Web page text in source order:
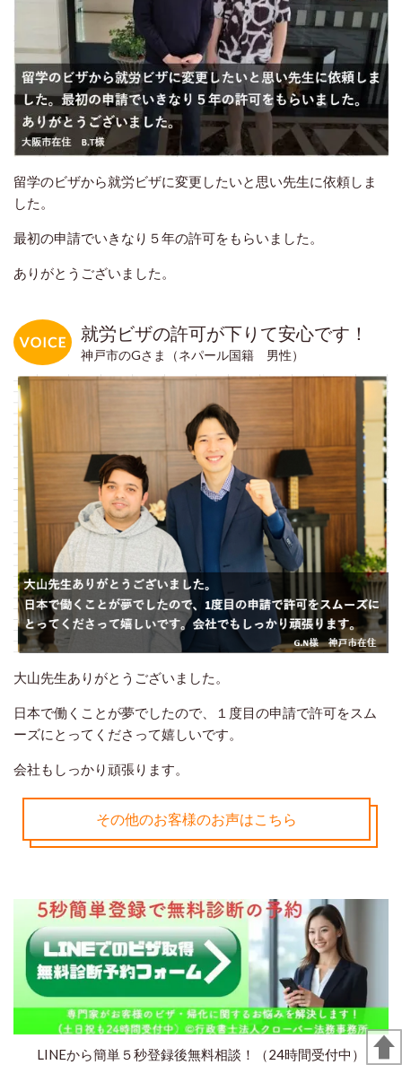
留学のビザから就労ビザに変更したいと思い先生に依頼しま
した。
最初の申請でいきなり５年の許可をもらいました。
ありがとうございました。
就労ビザの許可が下りて安心です！
神戸市のGさま（ネパール国籍 男性）
大山先生ありがとうございました。
日本で働くことが夢でしたので、１度目の申請で許可をスム
ーズにとってくださって嬉しいです。
会社もしっかり頑張ります。
その他のお客様のお声はこちら
LINEから簡単５秒登録後無料相談！（24時間受付中）